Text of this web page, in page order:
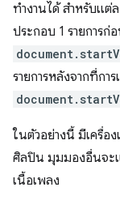
ทำงานได้ สำหรับแต่
ประกอบ 1 รายการ
รายการหลังจากที่กา
ในตัวอย่างนี้ มีเครื่อ
ศิลปิน มุมมองอื่นจะ
เนื้อเพลง